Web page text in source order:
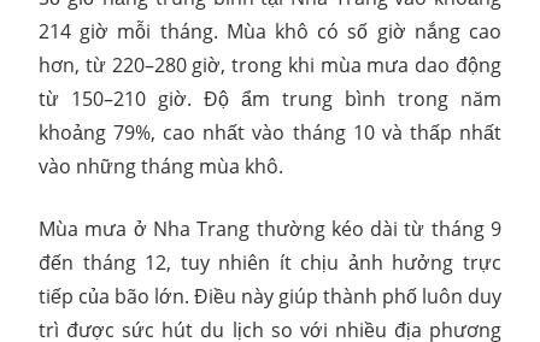
214 giờ mỗi tháng. Mùa khô có số giờ nắng cao
hơn, từ 220–280 giờ, trong khi mùa mưa dao động
từ 150–210 giờ. Độ ẩm trung bình trong năm
khoảng 79%, cao nhất vào tháng 10 và thấp nhất
vào những tháng mùa khô.
Mùa mưa ở Nha Trang thường kéo dài từ tháng 9
đến tháng 12, tuy nhiên ít chịu ảnh hưởng trực
tiếp của bão lớn. Điều này giúp thành phố luôn duy
trì được sức hút du lịch so với nhiều địa phương